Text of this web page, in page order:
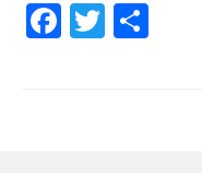
Facebook
Twitter